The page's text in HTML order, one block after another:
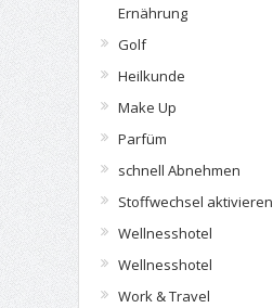
Ernährung
Golf
Heilkunde
Make Up
Parfüm
schnell Abnehmen
Stoffwechsel aktivieren
Wellnesshotel
Wellnesshotel
Work & Travel